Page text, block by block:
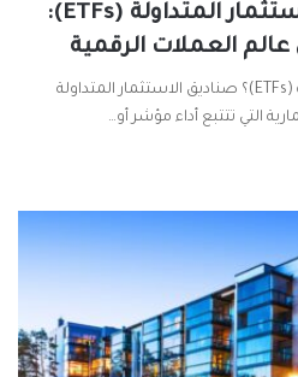
البيتكوين وصناديق الاستثمار المتداولة (ETFs):
العملات الرقمية
ما هي صناديق الاستثمار المتداولة (ETFs)؟ صناديق الاستثمار المتداولة